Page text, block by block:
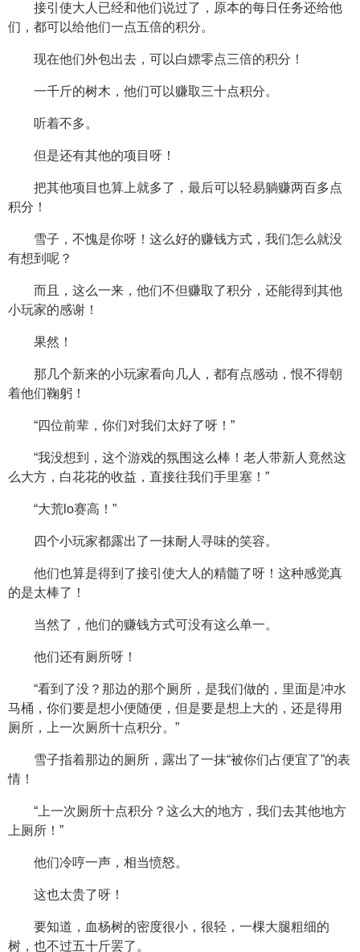
接引使大人已经和他们说过了，原本的每日任务还给他
们，都可以给他们一点五倍的积分。
现在他们外包出去，可以白嫖零点三倍的积分！
一千斤的树木，他们可以赚取三十点积分。
听着不多。
但是还有其他的项目呀！
把其他项目也算上就多了，最后可以轻易躺赚两百多点
积分！
雪子，不愧是你呀！这么好的赚钱方式，我们怎么就没
有想到呢？
而且，这么一来，他们不但赚取了积分，还能得到其他
小玩家的感谢！
果然！
那几个新来的小玩家看向几人，都有点感动，恨不得朝
着他们鞠躬！
“四位前辈，你们对我们太好了呀！”
“我没想到，这个游戏的氛围这么棒！老人带新人竟然这
么大方，白花花的收益，直接往我们手里塞！”
“大荒lo赛高！”
四个小玩家都露出了一抹耐人寻味的笑容。
他们也算是得到了接引使大人的精髓了呀！这种感觉真
的是太棒了！
当然了，他们的赚钱方式可没有这么单一。
他们还有厕所呀！
“看到了没？那边的那个厕所，是我们做的，里面是冲水
马桶，你们要是想小便随便，但是要是想上大的，还是得用
厕所，上一次厕所十点积分。”
雪子指着那边的厕所，露出了一抹“被你们占便宜了”的表
情！
“上一次厕所十点积分？这么大的地方，我们去其他地方
上厕所！”
他们冷哼一声，相当愤怒。
这也太贵了呀！
要知道，血杨树的密度很小，很轻，一棵大腿粗细的
树，也不过五十斤罢了。